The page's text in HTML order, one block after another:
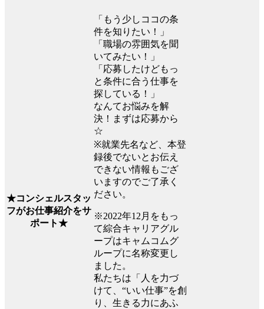
★コンシェルスタッ
フがお仕事紹介をサ
ポート★
「もう少しココの条
件を知りたい！」
「職場の雰囲気を聞
いてみたい！」
「応募したけどもっ
と条件に合う仕事を
探している！」
なんてお悩みを解
決！まずは応募から
☆
※就業先名など、本登
録後でないとお伝え
できない情報もござ
いますのでご了承く
ださい。
※2022年12月をもっ
て綜合キャリアグル
ープはキャムコムグ
ループに名称変更し
ました。
私たちは「人を力づ
けて、“いい仕事”を創
り、生きる力にあふ